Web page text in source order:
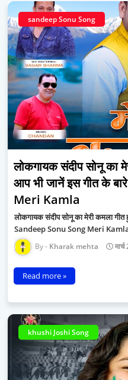
sandeep Sonu Song
लोकगायक संदीप सोनू का
आप भी जानें इस गीत के
Meri Kamla
लोकगायक संदीप सोनू का मेरी कमला
Sandeep Sonu Song Meri
Kharak mehta
Read more »
khushi Joshi Song